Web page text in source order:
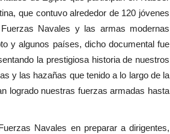
que contuvo alrededor de 120 jóvenes
Navales y las armas modernas
y algunos países, dicho documental fue
la prestigiosa historia de nuestros
y las hazañas que tenido a lo largo de la
logrado nuestras fuerzas armadas hasta
Navales en preparar a dirigentes,